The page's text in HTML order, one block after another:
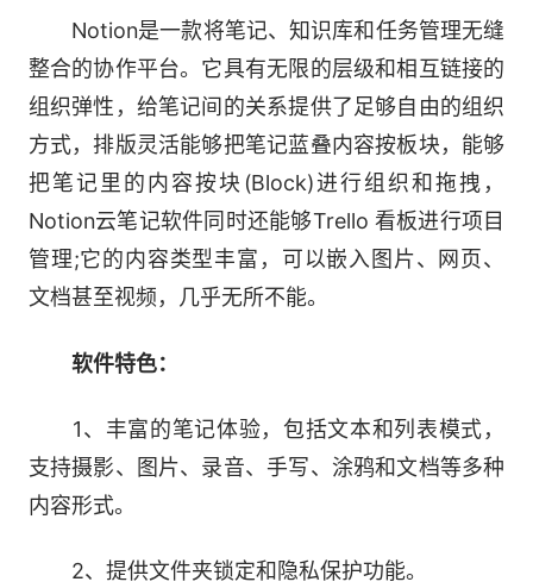
Notion是一款将笔记、知识库和任务管理无缝
整合的协作平台。它具有无限的层级和相互链接的
组织弹性，给笔记间的关系提供了足够自由的组织
方式，排版灵活能够把笔记蓝叠内容按板块，能够
把笔记里的内容按块(Block)进行组织和拖拽，
Notion云笔记软件同时还能够Trello 看板进行项目
管理;它的内容类型丰富，可以嵌入图片、网页、
文档甚至视频，几乎无所不能。
软件特色：
1、丰富的笔记体验，包括文本和列表模式，
支持摄影、图片、录音、手写、涂鸦和文档等多种
内容形式。
2、提供文件夹锁定和隐私保护功能。